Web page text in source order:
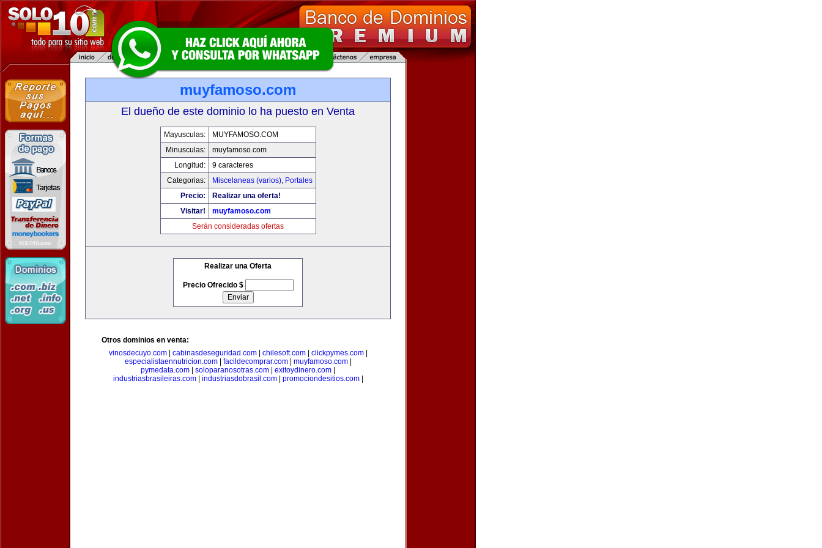
muyfamoso.com
El dueño de este dominio lo ha puesto en Venta
Mayusculas:
MUYFAMOSO.COM
Minusculas:
muyfamoso.com
Longitud:
9 caracteres
Categorias:
Miscelaneas (varios), Portales
Precio:
Realizar una oferta!
Visitar!
muyfamoso.com
Serán consideradas ofertas
Realizar una Oferta
Precio Ofrecido $
Otros dominios en venta:
vinosdecuyo.com| cabinasdeseguridad.com| chilesoft.com| clickpymes.com|
especialistaennutricion.com| facildecomprar.com| muyfamoso.com|
pymedata.com
soloparanosotras.com exitoydinero.com
industriasbrasileiras.com| industriasdobrasil.com| promociondesitios.com|